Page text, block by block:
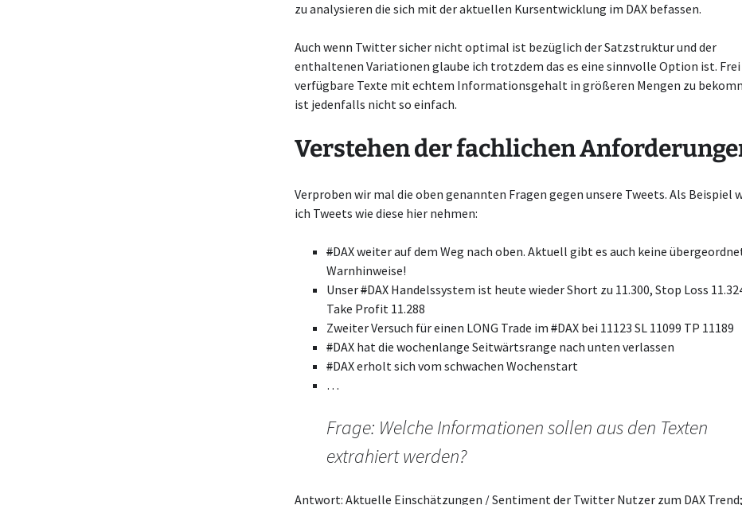
zu analysieren die sich mit der aktuellen Kursentwicklung im DAX befassen.
Auch wenn Twitter sicher nicht optimal ist bezüglich der Satzstruktur und der
enthaltenen Variationen glaube ich trotzdem das es eine sinnvolle Option ist. Frei
verfügbare Texte mit echtem Informationsgehalt in größeren Mengen zu
ist jedenfalls nicht so einfach.
Verstehen der fachlichen
Verproben wir mal die oben genannten Fragen gegen unsere Tweets. Als Beispiel
ich Tweets wie diese hier nehmen:
#DAX weiter auf dem Weg nach oben. Aktuell gibt es auch keine
Warnhinweise!
Unser#DAX Handelssystem ist heute wieder Short zu 11.300, Stop Loss
Take Profit 11.288
Zweiter Versuch für einen LONG Trade im #DAX bei 11123 SL 11099 TP 11189
#DAX hat die wochenlange Seitwärtsrange nach unten verlassen
#DAX erholt sich vom schwachen Wochenstart
…
Frage: Welche Informationen sollen aus den Texten
extrahiert werden?
Antwort: Aktuelle Einschätzungen / Sentiment der Twitter Nutzer zum DAX Trend;